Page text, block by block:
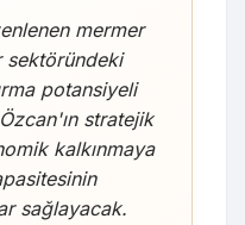
mermer
sektöründeki
potansiyeli
stratejik
kalkınmaya
sağlayacak.